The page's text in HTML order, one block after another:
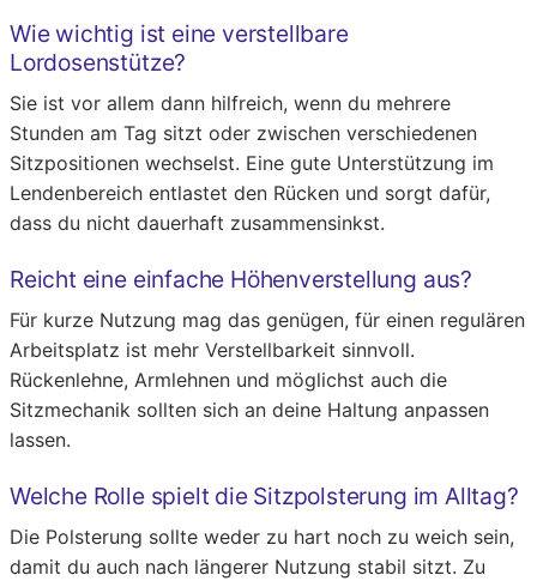
Wie wichtig ist eine verstellbare
Lordosenstütze?
Sie ist vor allem dann hilfreich, wenn du mehrere
Stunden am Tag sitzt oder zwischen verschiedenen
Sitzpositionen wechselst. Eine gute Unterstützung im
Lendenbereich entlastet den Rücken und sorgt dafür,
dass du nicht dauerhaft zusammensinkst.
Reicht eine einfache Höhenverstellung aus?
Für kurze Nutzung mag das genügen, für einen regulären
Arbeitsplatz ist mehr Verstellbarkeit sinnvoll.
Rückenlehne, Armlehnen und möglichst auch die
Sitzmechanik sollten sich an deine Haltung anpassen
lassen.
Welche Rolle spielt die Sitzpolsterung im Alltag?
Die Polsterung sollte weder zu hart noch zu weich sein,
damit du auch nach längerer Nutzung stabil sitzt. Zu